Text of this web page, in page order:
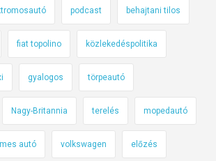
podcast behajtani tilos
fiat topolino közlekedéspolitika
gyalogos törpeautó
Nagy-Britannia terelés mopedautó
autó volkswagen előzés